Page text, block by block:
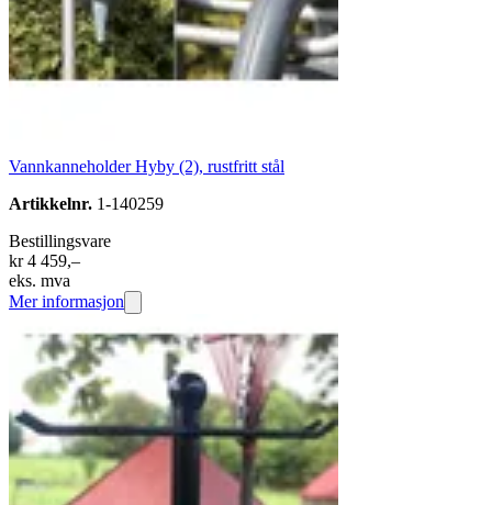
Vannkanneholder Hyby (2), rustfritt stål
Artikkelnr. 1-140259
Bestillingsvare
kr 4 459,–
eks. mva
Mer informasjon